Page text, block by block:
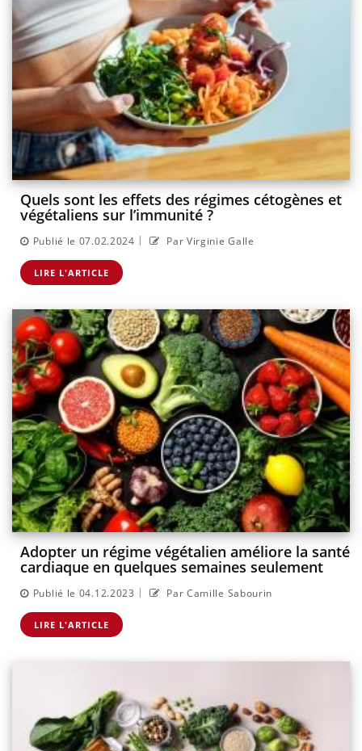
Quels sont les effets des régimes cétogènes et
végétaliens sur l’immunité ?
Publié le 07.02.2024 | Par Virginie Galle
LIRE L'ARTICLE
Adopter un régime végétalien améliore la santé
cardiaque en quelques semaines seulement
Publié le 04.12.2023 | Par Camille Sabourin
LIRE L'ARTICLE